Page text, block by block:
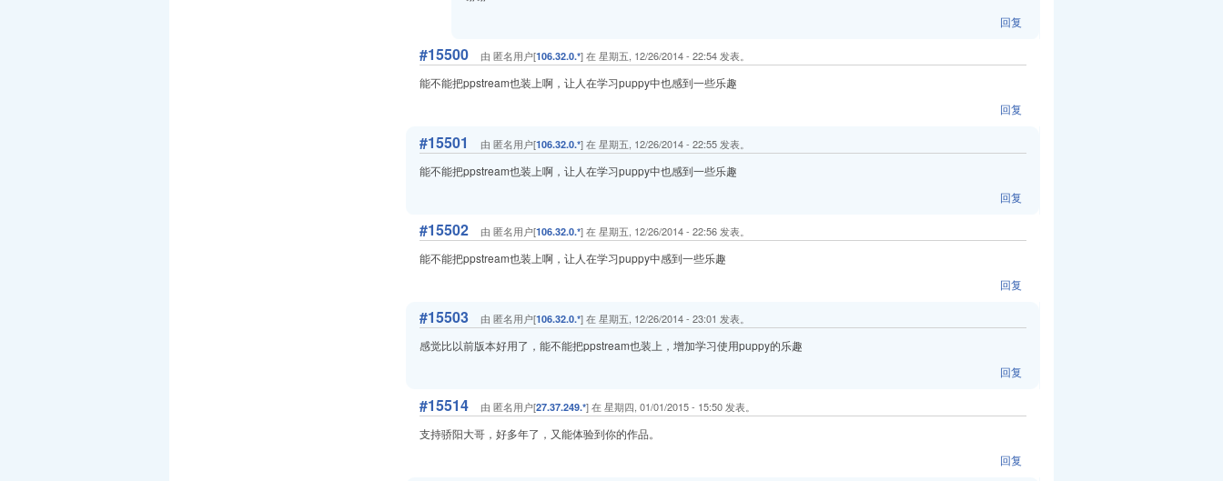
回复
#15500 由 匿名用户[106.32.0.*] 在 星期五, 12/26/2014 - 22:54 发表。
能不能把ppstream也装上啊，让人在学习puppy中也感到一些乐趣
回复
#15501 由 匿名用户[106.32.0.*] 在 星期五, 12/26/2014 - 22:55 发表。
能不能把ppstream也装上啊，让人在学习puppy中也感到一些乐趣
回复
#15502 由 匿名用户[106.32.0.*] 在 星期五, 12/26/2014 - 22:56 发表。
能不能把ppstream也装上啊，让人在学习puppy中感到一些乐趣
回复
#15503 由 匿名用户[106.32.0.*] 在 星期五, 12/26/2014 - 23:01 发表。
感觉比以前版本好用了，能不能把ppstream也装上，增加学习使用puppy的乐趣
回复
#15514 由 匿名用户[27.37.249.*] 在 星期四, 01/01/2015 - 15:50 发表。
支持骄阳大哥，好多年了，又能体验到你的作品。
回复